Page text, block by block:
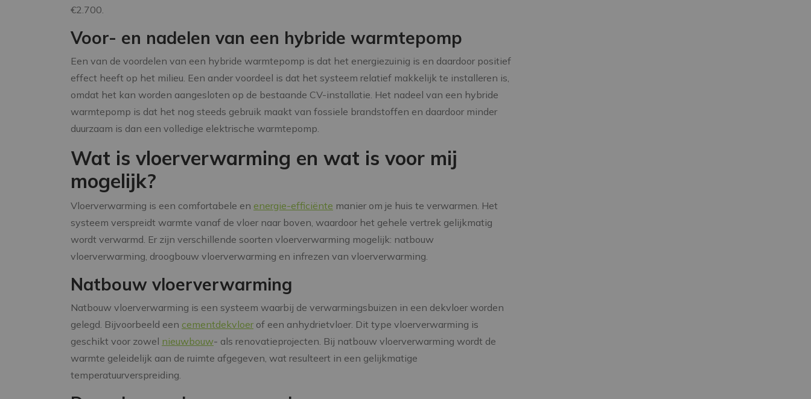
€2.700.
Voor- en nadelen van een hybride warmtepomp
Een van de voordelen van een hybride warmtepomp is dat het energiezuinig is en daardoor positief
effect heeft op het milieu. Een ander voordeel is dat het systeem relatief makkelijk te installeren is,
omdat het kan worden aangesloten op de bestaande CV-installatie. Het nadeel van een hybride
warmtepomp is dat het nog steeds gebruik maakt van fossiele brandstoffen en daardoor minder
duurzaam is dan een volledige elektrische warmtepomp.
Wat is vloerverwarming en wat is voor mij
mogelijk?
Vloerverwarming is een comfortabele en energie-efficiënte manier om je huis te verwarmen. Het
systeem verspreidt warmte vanaf de vloer naar boven, waardoor het gehele vertrek gelijkmatig
wordt verwarmd. Er zijn verschillende soorten vloerverwarming mogelijk: natbouw
vloerverwarming, droogbouw vloerverwarming en infrezen van vloerverwarming.
Natbouw vloerverwarming
Natbouw vloerverwarming is een systeem waarbij de verwarmingsbuizen in een dekvloer worden
gelegd. Bijvoorbeeld een cementdekvloer of een anhydrietvloer. Dit type vloerverwarming is
geschikt voor zowel nieuwbouw- als renovatieprojecten. Bij natbouw vloerverwarming wordt de
warmte geleidelijk aan de ruimte afgegeven, wat resulteert in een gelijkmatige
temperatuurverspreiding.